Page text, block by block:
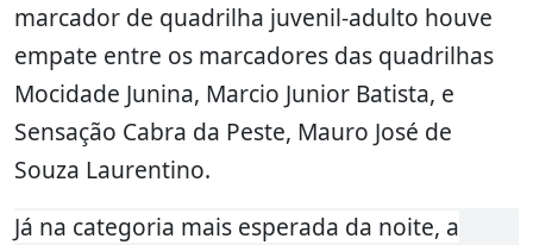
marcador de quadrilha juvenil-adulto houve
empate entre os marcadores das quadrilhas
Mocidade Junina, Marcio Junior Batista, e
Sensação Cabra da Peste, Mauro José de
Souza Laurentino.
Já na categoria mais esperada da noite, a